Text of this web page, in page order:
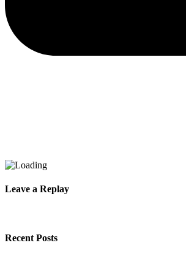
Leave a Replay
Recent Posts